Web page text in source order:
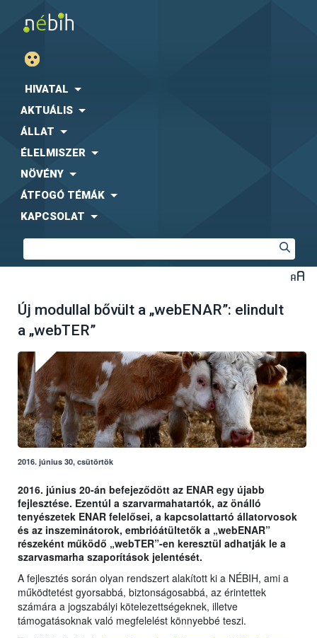
HIVATAL
AKTUÁLIS
ÁLLAT
ÉLELMISZER
NÖVÉNY
ÁTFOGÓ TÉMÁK
KAPCSOLAT
Új modullal bővült a „webENAR”: elindult
a „webTER”
2016. június 30, csütörtök
2016. június 20-án befejeződött az ENAR egy újabb
fejlesztése. Ezentúl a szarvarmahatartók, az önálló
tenyészetek ENAR felelősei, a kapcsolattartó állatorvosok
és az inszeminátorok, embrióátültetők a „webENAR”
részeként működő „webTER”-en keresztül adhatják le a
szarvasmarha szaporítások jelentését.
A fejlesztés során olyan rendszert alakított ki a NÉBIH, ami a
működtetést gyorsabbá, biztonságosabbá, az érintettek
számára a jogszabályi kötelezettségeknek, illetve
támogatásoknak való megfelelést könnyebbé teszi.